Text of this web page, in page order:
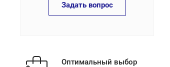
Задать вопрос
Оптимальный выбор